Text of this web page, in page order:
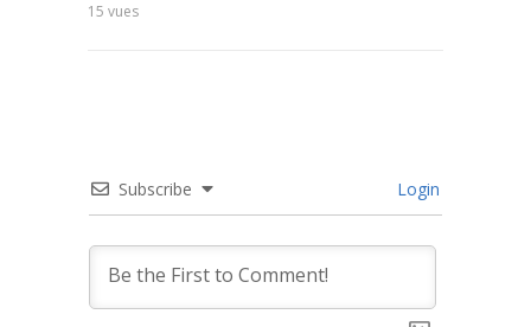
15 vues
Subscribe Login